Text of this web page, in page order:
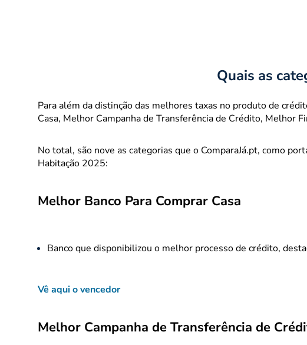
Quais as
Para além da distinção das melhores taxas no produto de
Casa, Melhor Campanha de Transferência de Crédito, Melhor
No total, são nove as categorias que o ComparaJá.pt, como
Habitação 2025:
Melhor Banco Para Comprar Casa
Banco que disponibilizou o melhor processo de crédito,
Vê aqui o vencedor
Melhor Campanha de Transferência de